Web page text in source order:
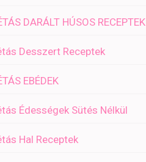
DARÁLT HÚSOS RECEPTEK
Desszert Receptek
EBÉDEK
Édességek Sütés Nélkül
Hal Receptek